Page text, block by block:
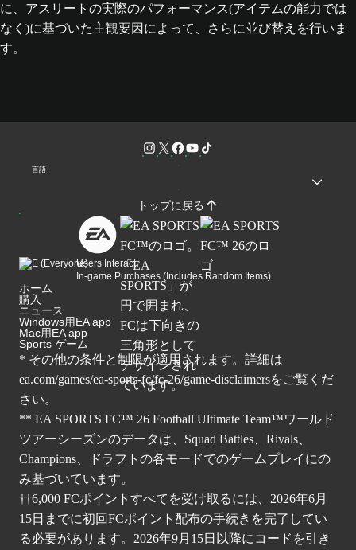
に、アスリートの実際のパフォーマンス(アイテムの能力では
なく)に基づいた主観要因によって、さらに並び替えを行いま
す。
言語
トップに戻る
Users Interact
In-game Purchases (Includes Random Items)
ホーム
購入
ニュース
Windows用EA app
Mac用EA app
Sports ゲーム
* その他の条件と制限が適用されます。詳細は
ea.com/games/ea-sports-fc/fc-26/game-disclaimersをご覧くだ
さい。
** EA SPORTS FC™ 26 Football Ultimate Team™ワールド
ツアーシーズンのデータは、Squad Battles、Rivals、
Champions、ドラフトの各モードでのゲームプレイにの
み基づいています。
††6,000 FCポイントすべてを受け取るには、2026年6月
15日までに初回FCポイント配布の手続きを完了してい
る必要があります。2026年9月15日以降にコードを引き